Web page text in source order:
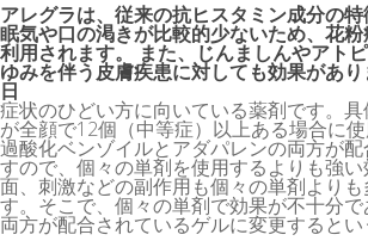
アレグラは、従来の抗ヒスタミン成分の
眠気や口の渇きが比較的少ないため、花粉
利用されます。 また、じんましんやアト
ゆみを伴う皮膚疾患に対しても効果があ
日
症状のひどい方に向いている薬剤です。
が全顔で12個（中等症）以上ある場合に
過酸化ベンゾイルとアダパレンの両方が
すので、個々の単剤を使用するよりも強
面、刺激などの副作用も個々の単剤より
す。そこで、個々の単剤で効果が不十分
両方が配合されているゲルに変更するとい